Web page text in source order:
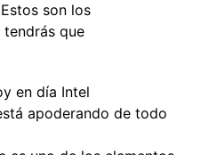
son los
tendrás que
en día Intel
apoderando de todo